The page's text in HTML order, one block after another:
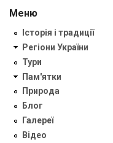
Меню
Історія і традиції
Регіони України
Тури
Пам'ятки
Природа
Блог
Галереї
Відео